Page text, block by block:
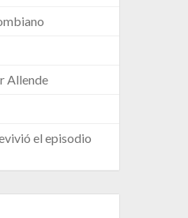
Allende
el episodio